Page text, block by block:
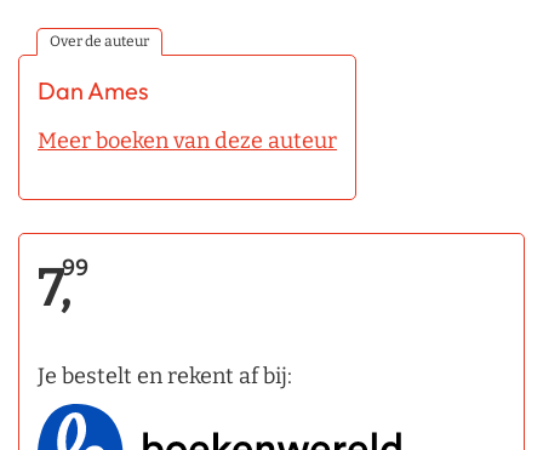
Over de auteur
Dan Ames
Meer boeken van deze auteur
7,99
Je bestelt en rekent af bij: